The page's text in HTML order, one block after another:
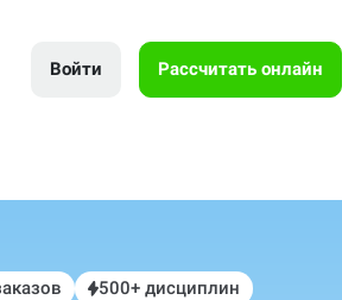
Войти Рассчитать онлайн
500+ дисциплин